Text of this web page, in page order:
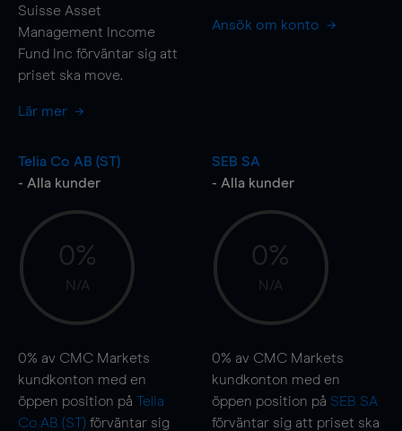
Suisse Asset
Management Income
Fund Inc förväntar sig att
priset ska move.
Lär mer
Ansök om konto
Telia Co AB (ST)
- Alla kunder
0%
N/A
0% av CMC Markets
kundkonton med en
öppen position på Telia
Co AB (ST) förväntar sig
SEB SA
- Alla kunder
0%
N/A
0% av CMC Markets
kundkonton med en
öppen position på SEB SA
förväntar sig att priset ska